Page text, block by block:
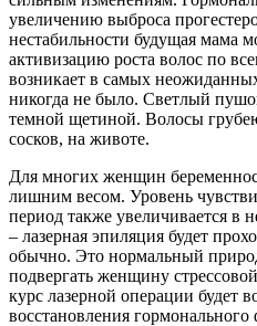
увеличению выброса
нестабильности будущая мама
активизацию роста волос по
возникает в самых
никогда не было. Светлый
темной щетиной. Волосы
сосков, на животе.
Для многих женщин
лишним весом. Уровень
период также увеличивается в
– лазерная эпиляция будет
обычно. Это нормальный
подвергать женщину
курс лазерной операции будет
восстановления гормонального